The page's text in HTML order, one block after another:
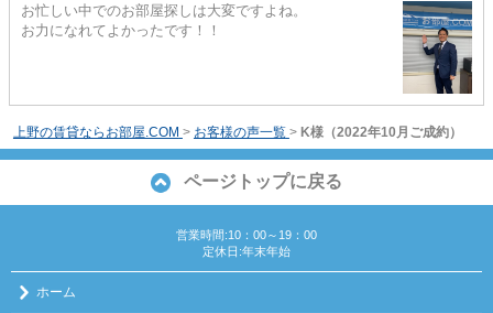
お忙しい中でのお部屋探しは大変ですよね。
お力になれてよかったです！！
上野の賃貸ならお部屋.COM > お客様の声一覧 > K様（2022年10月ご成約）
ページトップに戻る
営業時間:10：00～19：00
定休日:年末年始
ホーム